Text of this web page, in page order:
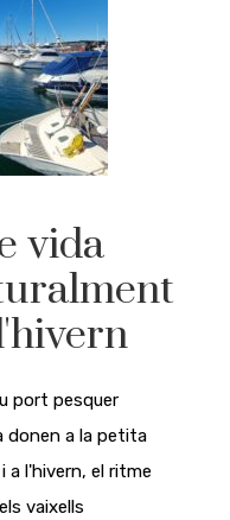
vida
port pesquer
donen a la petita
a l'hivern, el ritme
vaixells